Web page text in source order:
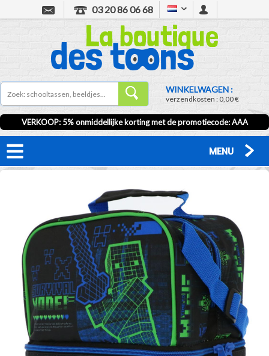
03 20 86 06 68
WINKELWAGEN :
verzendkosten :0,00 €
VERKOOP: 5% onmiddellijke korting met de promotiecode:AAA
MENU